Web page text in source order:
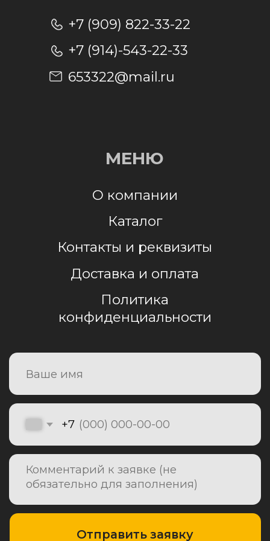
Отправляя заявку, я даю согласие на
обработку персональных данных